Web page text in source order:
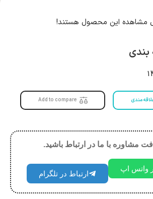
مشاهده این محصول هستند!
بندی
مندی Add to compare
مشاوره با ما در ارتباط باشید.
واتس اپ
ارتباط در تلگرام